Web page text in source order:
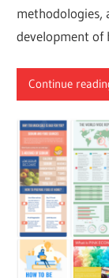
methodologies,
development of
Continue